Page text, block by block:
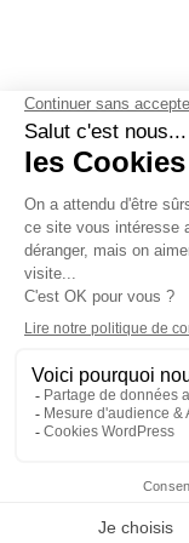
Contactez-nous
confidentialité-